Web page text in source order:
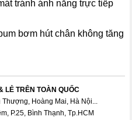
tránh ánh nắng trực tiếp
LẺ TRÊN TOÀN QUỐC
Hoàng Mai, Hà Nội...
P.25, Bình Thạnh, Tp.HCM